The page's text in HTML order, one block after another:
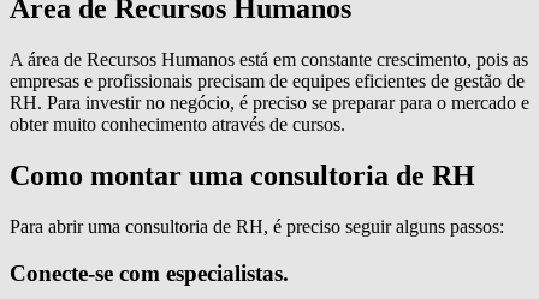
Área de Recursos Humanos
A área de Recursos Humanos está em constante crescimento, pois as
empresas e profissionais precisam de equipes eficientes de gestão de
RH. Para investir no negócio, é preciso se preparar para o mercado e
obter muito conhecimento através de cursos.
Como montar uma consultoria de RH
Para abrir uma consultoria de RH, é preciso seguir alguns passos:
Conecte-se com especialistas.